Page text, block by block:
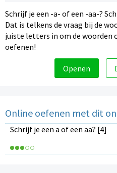
Schrijf je een -a- of een -aa-?
Dat is telkens de vraag bij de
juiste letters in om de woorden
oefenen!
Openen
Online oefenen met dit
Schrijf je een a of een aa? [4]